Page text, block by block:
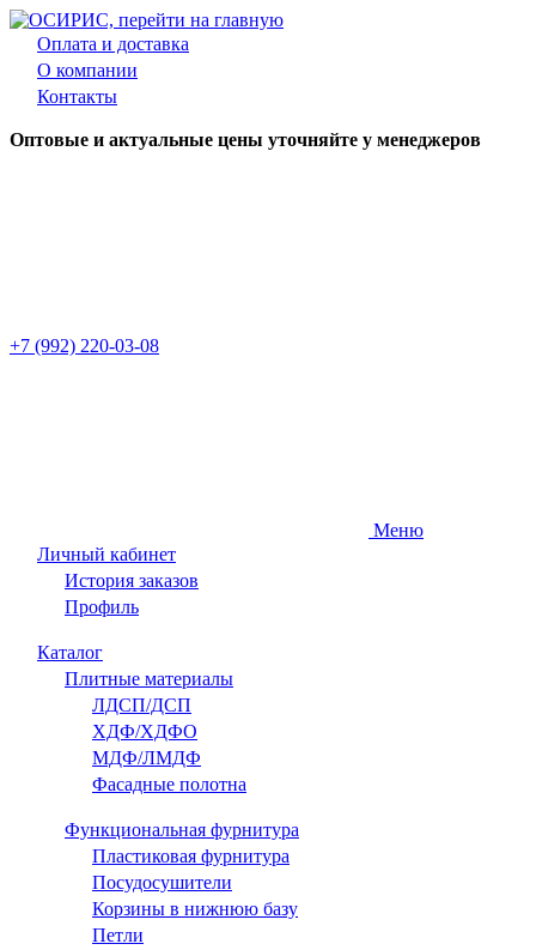
Оплата и доставка
О компании
Контакты
Оптовые и актуальные цены уточняйте у менеджеров
+7 (992) 220-03-08
Меню
Личный кабинет
История заказов
Профиль
Каталог
Плитные материалы
ЛДСП/ДСП
ХДФ/ХДФО
МДФ/ЛМДФ
Фасадные полотна
Функциональная фурнитура
Пластиковая фурнитура
Посудосушители
Корзины в нижнюю базу
Петли